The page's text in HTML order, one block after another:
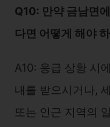
Q10: 만약 금남면
다면 어떻게 해야
A10: 응급 상황 시
내를 받으시거나,
또는 인근 지역의